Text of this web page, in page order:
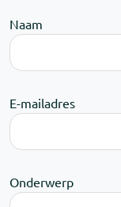
Naam
E-mailadres
Onderwerp